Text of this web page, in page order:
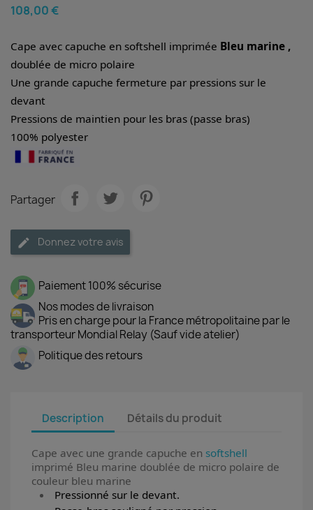
108,00 €
Cape avec capuche en softshell imprimée Bleu marine ,
doublée de micro polaire
Une grande capuche fermeture par pressions sur le
devant
Pressions de maintien pour les bras (passe bras)
100% polyester
Partager
Donnez votre avis
Paiement 100% sécurise
Nos modes de livraison
Pris en charge pour la France métropolitaine par le
transporteur Mondial Relay (Sauf vide atelier)
Politique des retours
Description Détails du produit
Cape avec une grande capuche en softshell
imprimé Bleu marine doublée de micro polaire de
couleur bleu marine
Pressionné sur le devant.